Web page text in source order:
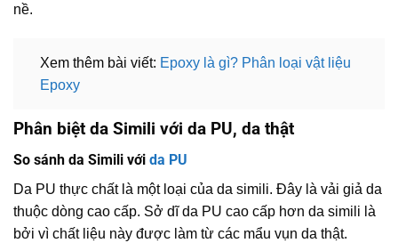
nề.
Xem thêm bài viết: Epoxy là gì? Phân loại vật liệu
Epoxy
Phân biệt da Simili với da PU, da thật
So sánh da Simili với da PU
Da PU thực chất là một loại của da simili. Đây là vải giả da
thuộc dòng cao cấp. Sở dĩ da PU cao cấp hơn da simili là
bởi vì chất liệu này được làm từ các mẩu vụn da thật.